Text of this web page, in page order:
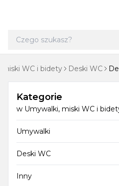
miski WC i bidety Deski WC
Kategorie
w Umywalki, miski WC i
Umywalki
Deski WC
Inny